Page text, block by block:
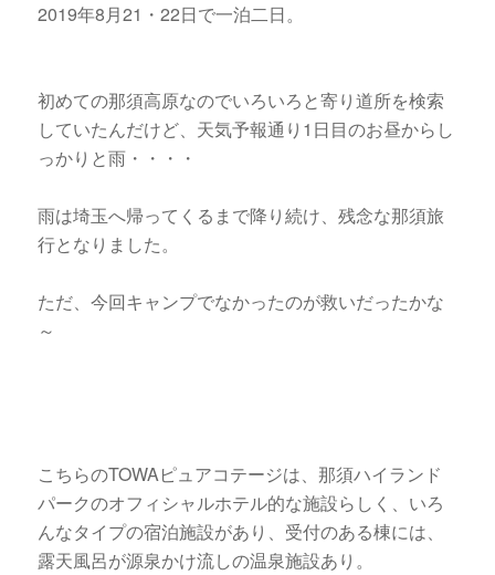
2019年8月21・22日で一泊二日。
初めての那須高原なのでいろいろと寄り道所を検索
していたんだけど、天気予報通り1日目のお昼からし
っかりと雨・・・・
雨は埼玉へ帰ってくるまで降り続け、残念な那須旅
行となりました。
ただ、今回キャンプでなかったのが救いだったかな
～
こちらのTOWAピュアコテージは、那須ハイランド
パークのオフィシャルホテル的な施設らしく、いろ
んなタイプの宿泊施設があり、受付のある棟には、
露天風呂が源泉かけ流しの温泉施設あり。